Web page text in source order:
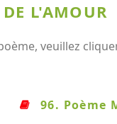
L'AMOUR
veuillez
96. Poème